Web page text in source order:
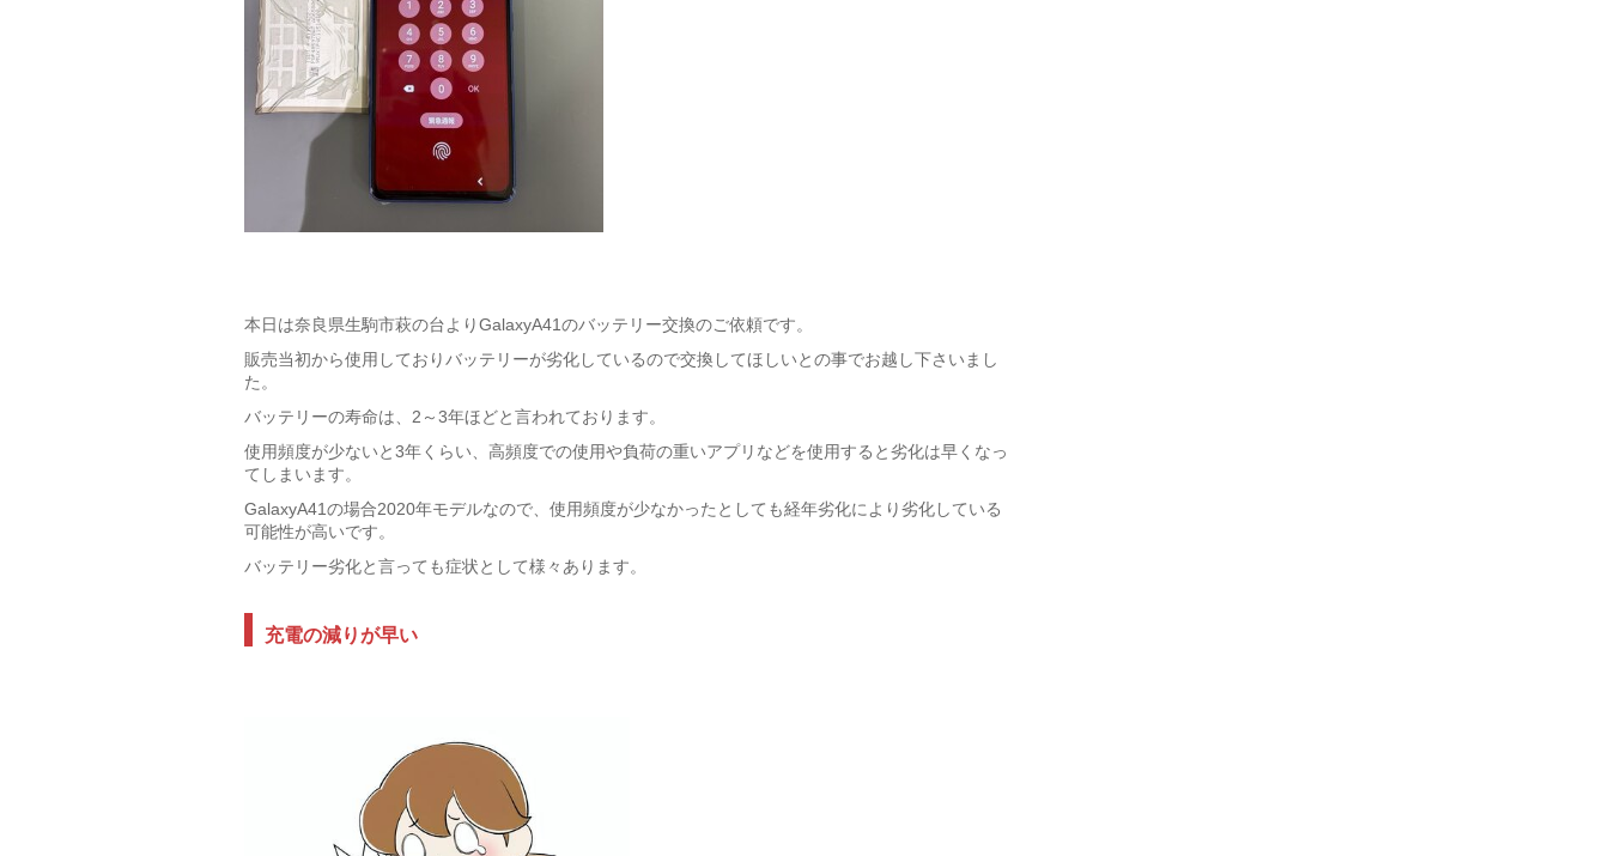
本日は奈良県生駒市萩の台よりGalaxyA41のバッテリー交換のご依頼です。
販売当初から使用しておりバッテリーが劣化しているので交換してほしいとの事でお越し下さいまし
た。
バッテリーの寿命は、2～3年ほどと言われております。
使用頻度が少ないと3年くらい、高頻度での使用や負荷の重いアプリなどを使用すると劣化は早くなっ
てしまいます。
GalaxyA41の場合2020年モデルなので、使用頻度が少なかったとしても経年劣化により劣化している
可能性が高いです。
バッテリー劣化と言っても症状として様々あります。
充電の減りが早い